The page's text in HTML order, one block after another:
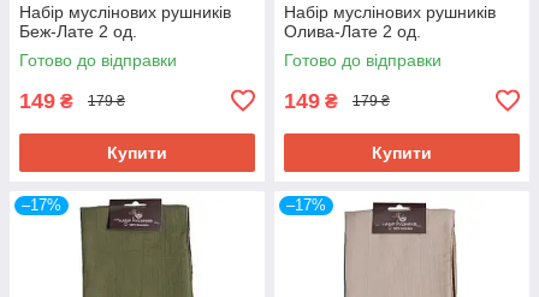
Набір муслінових рушників
Беж-Лате 2 од.
Готово до відправки
149 ₴ 179 ₴
Купити
Набір муслінових рушників
Олива-Лате 2 од.
Готово до відправки
149 ₴ 179 ₴
Купити
–17% –17%